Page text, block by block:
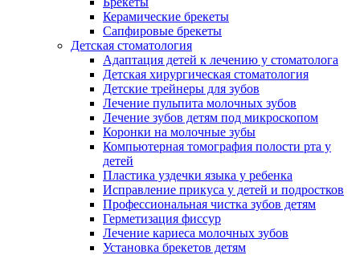
Керамические брекеты
Сапфировые брекеты
Детская стоматология
Адаптация детей к лечению у стоматолога
Детская хирургическая стоматология
Детские трейнеры для зубов
Лечение пульпита молочных зубов
Лечение зубов детям под микроскопом
Коронки на молочные зубы
Компьютерная томография полости рта у
детей
Пластика уздечки языка у ребенка
Исправление прикуса у детей и подростков
Профессиональная чистка зубов детям
Герметизация фиссур
Лечение кариеса молочных зубов
Установка брекетов детям